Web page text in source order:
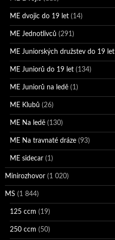
ME dvojic do 19 let (14)
ME Jednotlivců (291)
ME Juniorských družstev do 19 let
ME Juniorů do 19 let (134)
ME Juniorů na ledě (1)
ME Klubů (26)
ME Na ledě (130)
ME Na travnaté dráze (93)
ME sidecar (1)
Minirozhovor (1 020)
MS (1 844)
125 ccm (19)
250 ccm (50)